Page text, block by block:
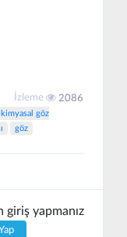
İzleme 2086
kimyasal göz
göz
yapmanız